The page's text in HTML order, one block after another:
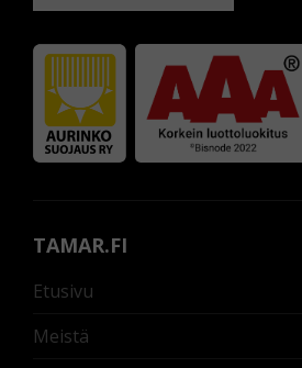
TAMAR.FI
Etusivu
Meistä